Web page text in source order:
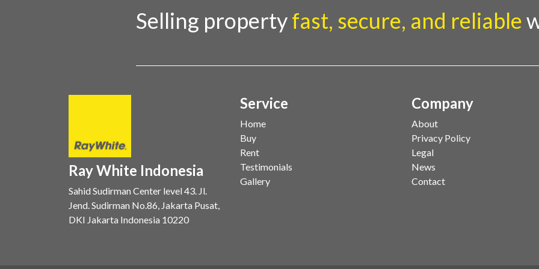
dan kualitas layanan yang terus dijaga
oleh seluruh jaringan Ray White
status kepemilikan hingga riwaya
Selling propertyfast, secure, and reliable
Ray White Indonesia
Sahid Sudirman Center level 43. Jl.
Jend. Sudirman No.86, Jakarta Pusat,
DKI Jakarta Indonesia 10220
Service
Home
Buy
Rent
Testimonials
Gallery
Company
About
Privacy Policy
Legal
News
Contact